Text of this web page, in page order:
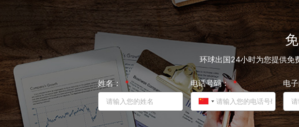
环球出国24小时为您提供免
姓名： 电话号码：
C
h
电